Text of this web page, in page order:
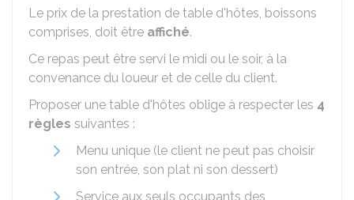
Le prix de la prestation de table d'hôtes, boissons
comprises, doit être affiché.
Ce repas peut être servi le midi ou le soir, à la
convenance du loueur et de celle du client.
Proposer une table d'hôtes oblige à respecter les 4
règles suivantes :
Menu unique (le client ne peut pas choisir
son entrée, son plat ni son dessert)
Service aux seuls occupants des